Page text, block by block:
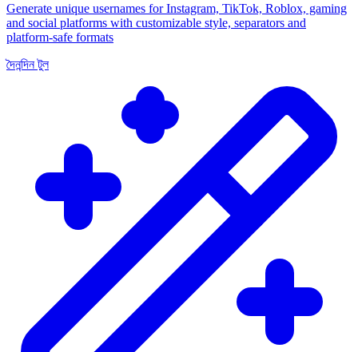
Generate unique usernames for Instagram, TikTok, Roblox, gaming
and social platforms with customizable style, separators and
platform-safe formats
দৈনন্দিন টুল